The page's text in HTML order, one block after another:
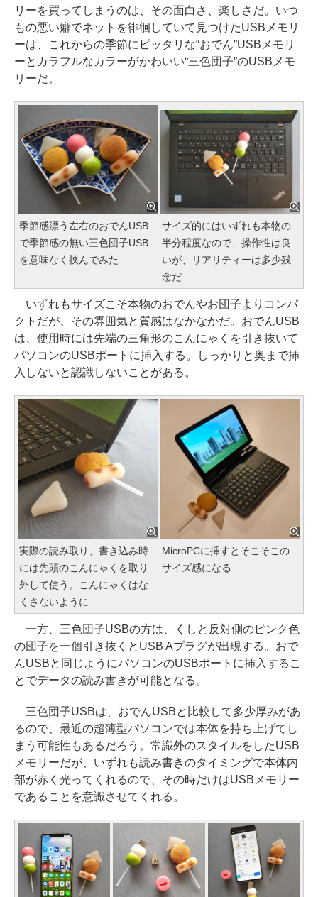
リーを買ってしまうのは、その面白さ、楽しさだ。いつ
もの悪い癖でネットを徘徊していて見つけたUSBメモリ
ーは、これからの季節にピッタリな“おでん”USBメモリ
ーとカラフルなカラーがかわいい“三色団子”のUSBメモ
リーだ。
季節感漂う左右のおでんUSB
で季節感の無い三色団子USB
を意味なく挟んでみた
サイズ的にはいずれも本物の
半分程度なので、操作性は良
いが、リアリティーは多少残
念だ
いずれもサイズこそ本物のおでんやお団子よりコンパ
クトだが、その雰囲気と質感はなかなかだ。おでんUSB
は、使用時には先端の三角形のこんにゃくを引き抜いて
パソコンのUSBポートに挿入する。しっかりと奥まで挿
入しないと認識しないことがある。
実際の読み取り、書き込み時
には先頭のこんにゃくを取り
外して使う。こんにゃくはな
くさないように……
MicroPCに挿すとそこそこの
サイズ感になる
一方、三色団子USBの方は、くしと反対側のピンク色
の団子を一個引き抜くとUSB Aプラグが出現する。おで
んUSBと同じようにパソコンのUSBポートに挿入するこ
とでデータの読み書きが可能となる。
三色団子USBは、おでんUSBと比較して多少厚みがあ
るので、最近の超薄型パソコンでは本体を持ち上げてし
まう可能性もあるだろう。常識外のスタイルをしたUSB
メモリーだが、いずれも読み書きのタイミングで本体内
部が赤く光ってくれるので、その時だけはUSBメモリー
であることを意識させてくれる。